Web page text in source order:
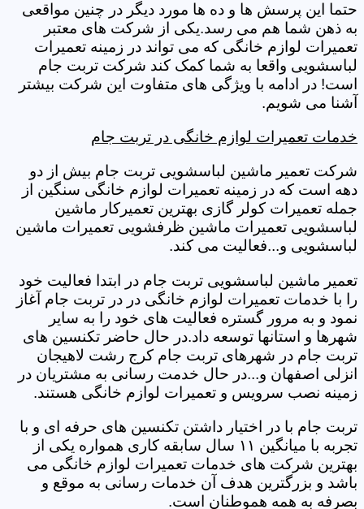
حتما این پرسش ها و ده ها مورد دیگر در چنین مواقعی
به ذهن شما هم می رسد.یکی از شرکت های معتبر
تعمیرات لوازم خانگی که می تواند در زمینه تعمیرات
لباسشویی واقعا به شما کمک کند شرکت تربت جام
است! در ادامه با ویژگی های متفاوت این شرکت بیشتر
آشنا می شویم.
خدمات تعمیرات لوازم خانگی در تربت جام
شرکت تعمیر ماشین لباسشویی تربت جام بیش از دو
دهه است که در زمینه تعمیرات لوازم خانگی سنگین از
جمله تعمیرات کولر گازی بهترین تعمیرکار ماشین
لباسشویی تعمیرات ماشین ظرفشویی تعمیرات ماشین
لباسشویی و...فعالیت می کند.
تعمیر ماشین لباسشویی تربت جام در ابتدا فعالیت خود
را با خدمات تعمیرات لوازم خانگی در در تربت جام آغاز
نمود و به مرور گستره فعالیت های خود را به سایر
شهرها و استانها توسعه داد.در حال حاضر تکنسین های
تربت جام در شهرهای تربت جام کرج رشت لاهیجان
انزلی اصفهان و...در حال خدمت رسانی به مشتریان در
زمینه نصب سرویس و تعمیرات لوازم خانگی هستند.
تربت جام با در اختیار داشتن تکنسین های حرفه ای و با
تجربه با میانگین ۱۱ سال سابقه کاری همواره یکی از
بهترین شرکت های خدمات تعمیرات لوازم خانگی می
باشد و بزرگترین هدف آن خدمات رسانی به موقع و
بصرفه به همه هموطنان است.